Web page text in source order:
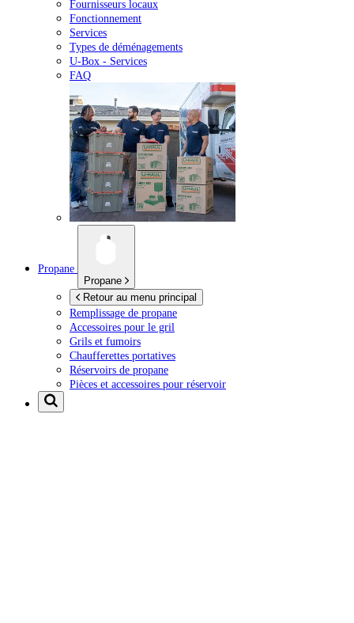
Fournisseurs locaux
Fonctionnement
Services
Types de déménagements
U-Box - Services
FAQ
Propane
Propane
Retour au menu principal
Remplissage de propane
Accessoires pour le gril
Grils et fumoirs
Chaufferettes portatives
Réservoirs de propane
Pièces et accessoires pour réservoir